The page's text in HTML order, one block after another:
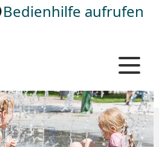
Bedienhilfe aufrufen